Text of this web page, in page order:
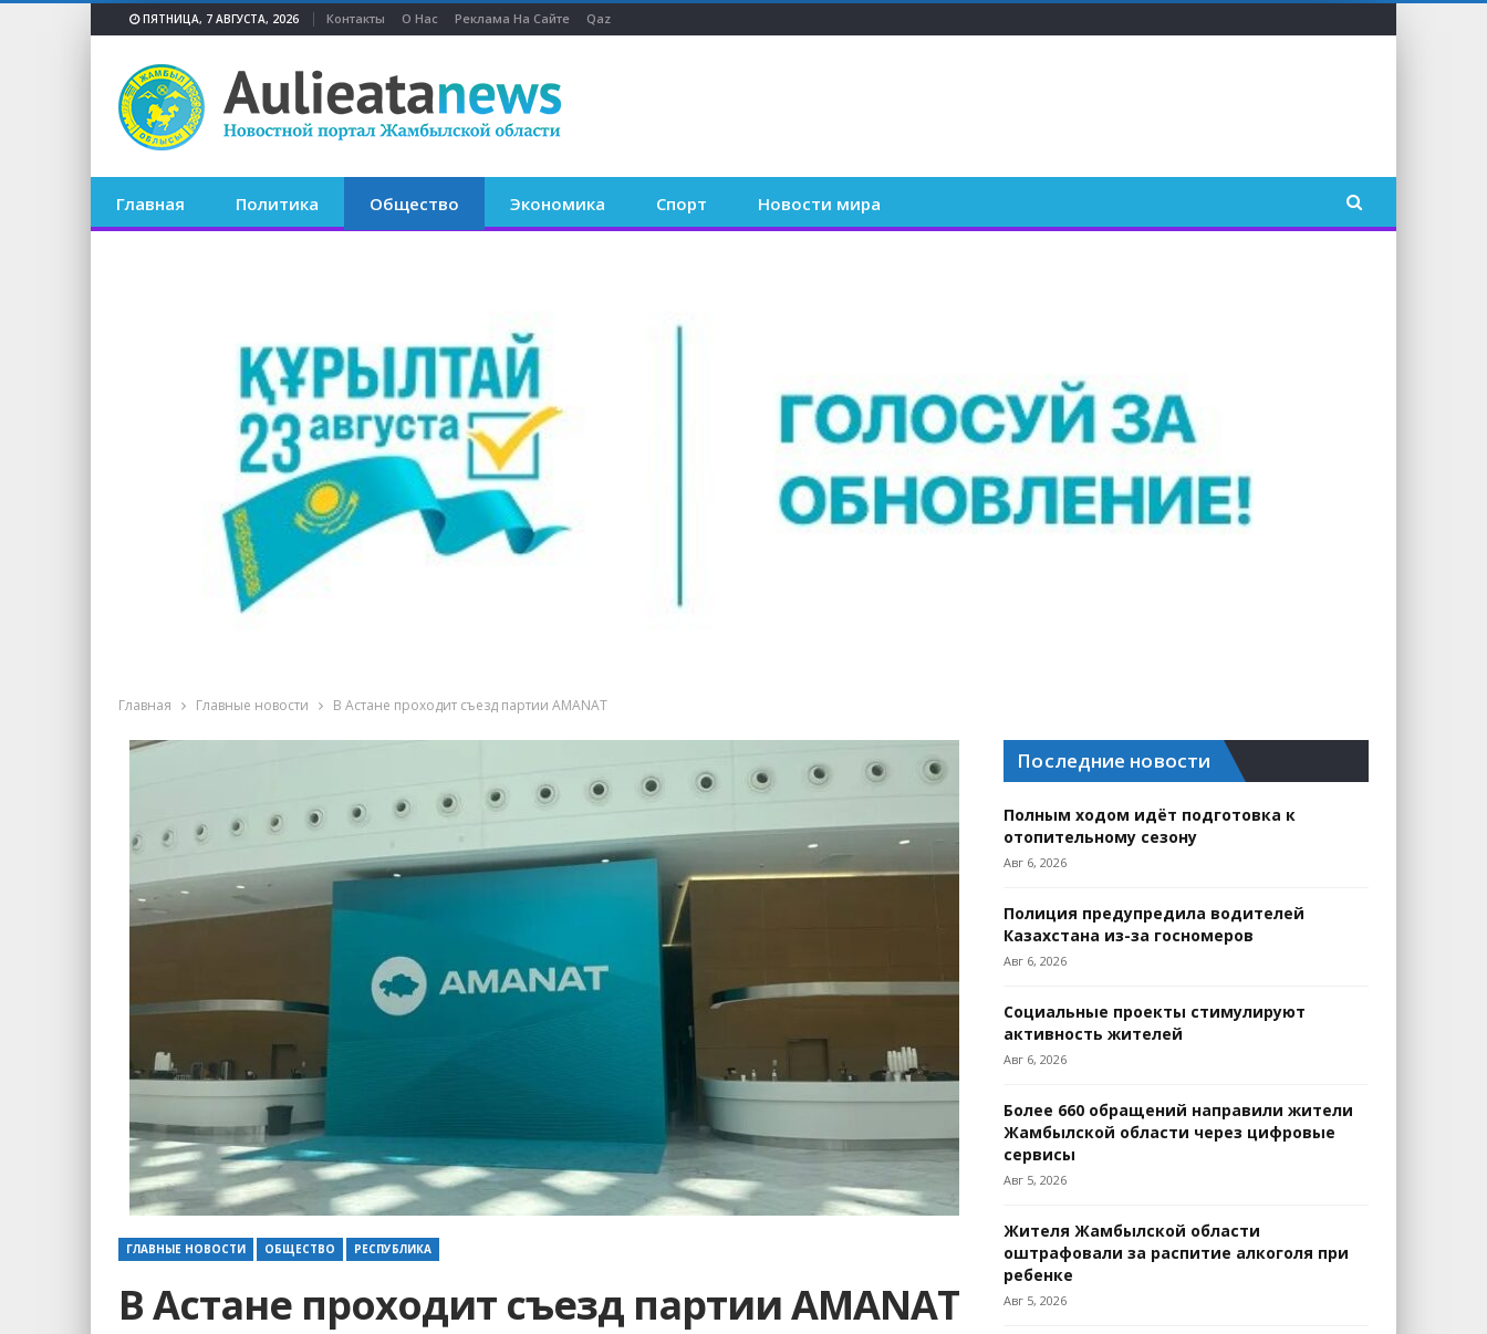
ПЯТНИЦА, 7 АВГУСТА, 2026 Контакты О Нас Реклама На Сайте Qaz
Главная Политика Общество Экономика Спорт Новости мира
Главная Главные новости В Астане проходит съезд партии AMANAT
ГЛАВНЫЕ НОВОСТИ ОБЩЕСТВО РЕСПУБЛИКА
В Астане проходит съезд партии AMANAT
Последние новости
Полным ходом идёт подготовка к
отопительному сезону
Авг 6, 2026
Полиция предупредила водителей
Казахстана из-за госномеров
Авг 6, 2026
Социальные проекты стимулируют
активность жителей
Авг 6, 2026
Более 660 обращений направили жители
Жамбылской области через цифровые
сервисы
Авг 5, 2026
Жителя Жамбылской области
оштрафовали за распитие алкоголя при
ребенке
Авг 5, 2026